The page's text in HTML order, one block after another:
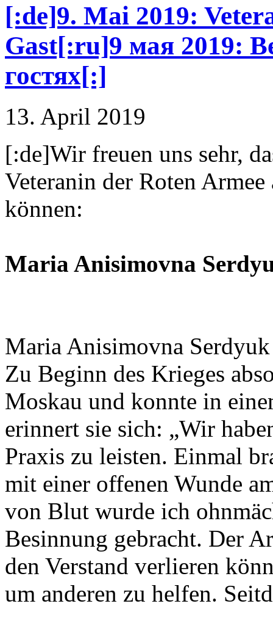
[:de]9. Mai 2019:
Gast[:ru]9 мая 2019:
гостях[:]
13. April 2019
[:de]Wir freuen uns sehr,
Veteranin der Roten
können:
Maria Anisimovna
Maria Anisimovna
Zu Beginn des Krieges
Moskau und konnte in
erinnert sie sich: „Wir
Praxis zu leisten. Einmal
mit einer offenen Wunde
von Blut wurde ich
Besinnung gebracht. Der
den Verstand verlieren
um anderen zu helfen.